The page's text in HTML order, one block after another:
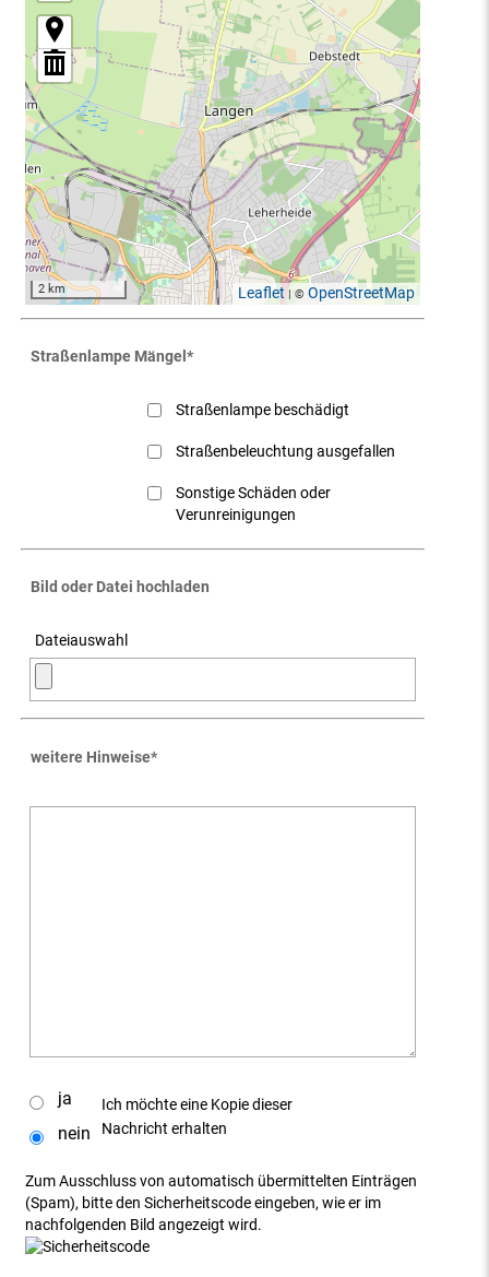
2 km Leaflet| © OpenStreetMap
Straßenlampe Mängel*
Straßenlampe beschädigt
Straßenbeleuchtung ausgefallen
Sonstige Schäden oder
Verunreinigungen
Bild oder Datei hochladen
Dateiauswahl
weitere Hinweise*
Ich möchte eine Kopie dieser
Nachricht erhalten
ja
nein
Zum Ausschluss von automatisch übermittelten Einträgen
(Spam), bitte den Sicherheitscode eingeben, wie er im
nachfolgenden Bild angezeigt wird.